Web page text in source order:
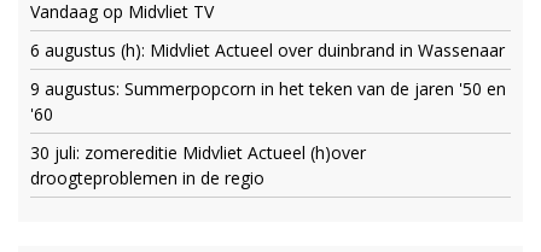
Vandaag op Midvliet TV
6 augustus (h): Midvliet Actueel over duinbrand in Wassenaar
9 augustus: Summerpopcorn in het teken van de jaren '50 en
'60
30 juli: zomereditie Midvliet Actueel (h)over
droogteproblemen in de regio